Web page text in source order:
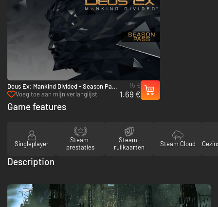
Deus Ex: Mankind Divided - Season Pass
- PC & Mac (Steam)
Voeg toe aan mijn verlanglijst
15 €
1.69 €
Game features
Singleplayer
Steam-
prestaties
Steam-
ruilkaarten
Steam Cloud
Description